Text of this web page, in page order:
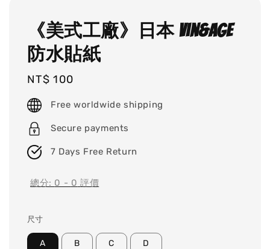
《美式工廠》日本 vin&age
防水貼紙
Regular
price
NT$ 100
Free worldwide shipping
Secure payments
7 Days Free Return
總分: 0 - 0 評價
尺寸
A B C D